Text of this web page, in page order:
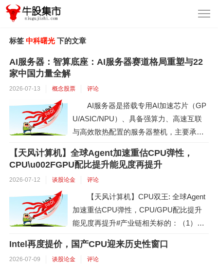
标签中科曙光 下的文章
AI服务器：智算底座：AI服务器赛道格局重塑与22
家中国力量全解
2026-07-13 概念股票 评论
AI服务器是搭载专用AI加速芯片（GP
U/ASIC/NPU）、具备强算力、高速互联
与高效散热配置的服务器整机，主要承载
心硬件设备。2025年全球AI服务器产值突
破2980亿美元，占整体服务器市场70%以
上；出货量同比增长近28%，占整体服务
器出货比重超过15%。中国市场同步爆
发，2025上半年中国加速服务器市场规模
达...
【天风计算机】全球Agent加速重估CPU弹性，
CPU\u002FGPU配比提升能见度再提升
2026-07-12 谈股论金 评论
【天风计算机】CPU双王: 全球Agent
加速重估CPU弹性，CPU/GPU配比提升
能见度再提升#产业链相关标的：（1）芯
芯中科、国芯科技（2）服务器：中科曙
光、浪潮信息（3）经销代理：神州数码、
Intel再度提价，国产CPU迎来历史性窗口
2026-07-09 谈股论金 评论